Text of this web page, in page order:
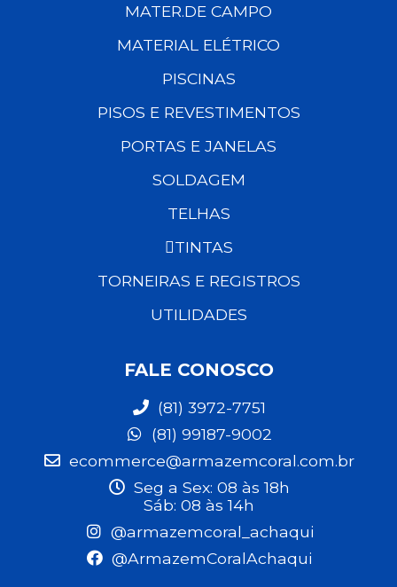
MATER.DE CAMPO
MATERIAL ELÉTRICO
PISCINAS
PISOS E REVESTIMENTOS
PORTAS E JANELAS
SOLDAGEM
TELHAS
TINTAS
TORNEIRAS E REGISTROS
UTILIDADES
FALE CONOSCO
(81) 3972-7751
(81) 99187-9002
ecommerce@armazemcoral.com.br
Seg a Sex: 08 às 18h
Sáb: 08 às 14h
@armazemcoral_achaqui
@ArmazemCoralAchaqui